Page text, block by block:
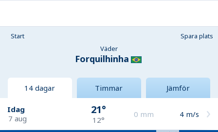
Start
Spara plats
Väder
Forquilhinha
14 dagar Timmar Jämför
Idag
7 aug
21°
12°
0 mm 4 m/s